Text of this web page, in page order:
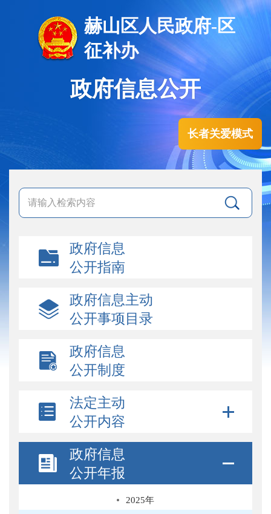
赫山区人民政府-区
征补办
政府信息公开
长者关爱模式
政府信息
公开指南
政府信息主动
公开事项目录
政府信息
公开制度
法定主动
公开内容
政府信息
公开年报
2025年